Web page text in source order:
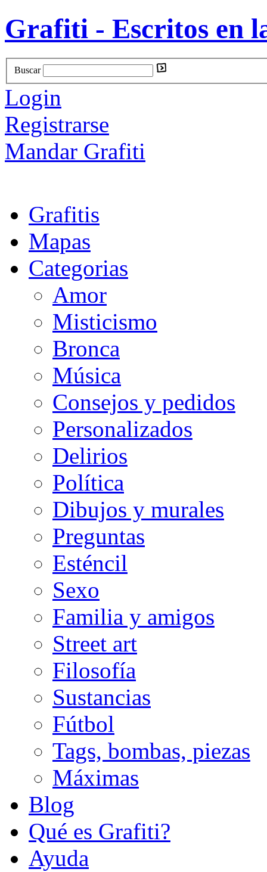
Grafiti - Escritos en
Buscar
Login
Registrarse
Mandar Grafiti
Grafitis
Mapas
Categorias
Amor
Misticismo
Bronca
Música
Consejos y pedidos
Personalizados
Delirios
Política
Dibujos y murales
Preguntas
Esténcil
Sexo
Familia y amigos
Street art
Filosofía
Sustancias
Fútbol
Tags, bombas, piezas
Máximas
Blog
Qué es Grafiti?
Ayuda